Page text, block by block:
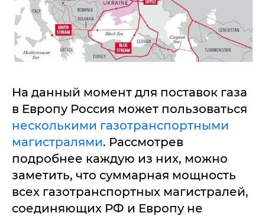
На данный момент для поставок газа
в Европу Россия может пользоваться
несколькими газотранспортными
магистралями. Рассмотрев
подробнее каждую из них, можно
заметить, что суммарная мощность
всех газотранспортных магистралей,
соединяющих РФ и Европу не